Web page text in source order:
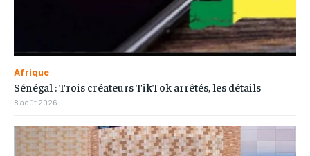
Afrique
Sénégal : Trois créateurs TikTok arrêtés, les détails
8 août 2026